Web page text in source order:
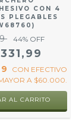
CON 4
PLEGABLES
44% OFF
CON EFECTIVO
A $60.000.
AL CARRITO